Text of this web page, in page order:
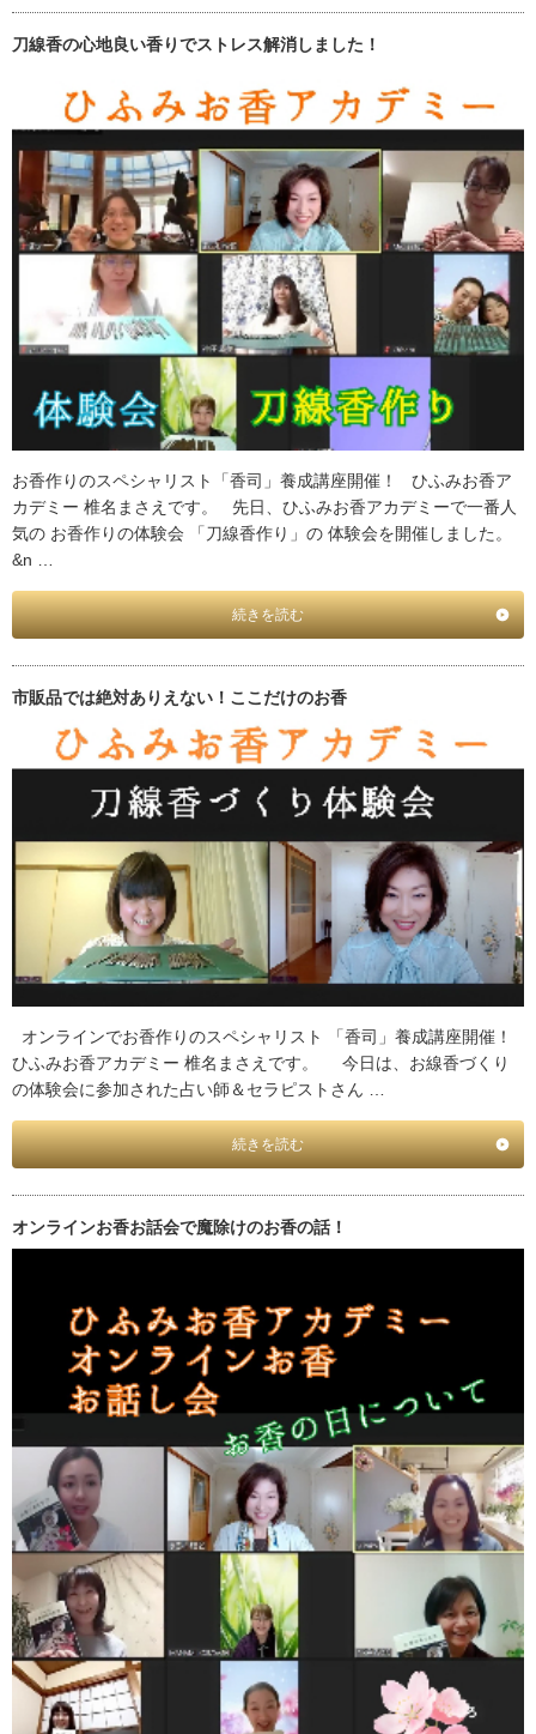
刀線香の心地良い香りでストレス解消しました！
お香作りのスペシャリスト「香司」養成講座開催！ ひふみお香ア
カデミー 椎名まさえです。 先日、ひふみお香アカデミーで一番人
気の お香作りの体験会 「刀線香作り」の 体験会を開催しました。
&n …
続きを読む
市販品では絶対ありえない！ここだけのお香
オンラインでお香作りのスペシャリスト 「香司」養成講座開催！
ひふみお香アカデミー 椎名まさえです。 今日は、お線香づくり
の体験会に参加された占い師＆セラピストさん …
続きを読む
オンラインお香お話会で魔除けのお香の話！